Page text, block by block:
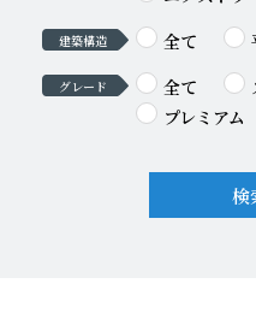
建築構造 全て
グレード 全て
プレミアム
検